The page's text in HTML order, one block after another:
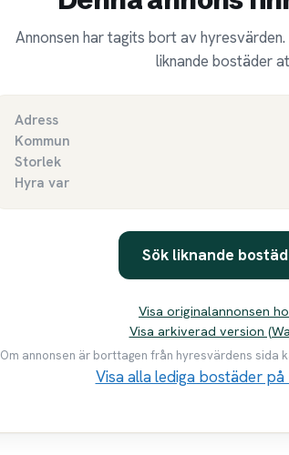
Annonsen har tagits bort av
liknande bostäder
Adress
Kommun
Storlek
Hyra var
Sök liknande
Visa originalannonsen
Visa arkiverad version
Om annonsen är borttagen från hyresvärdens sida
Visa alla lediga bostäder